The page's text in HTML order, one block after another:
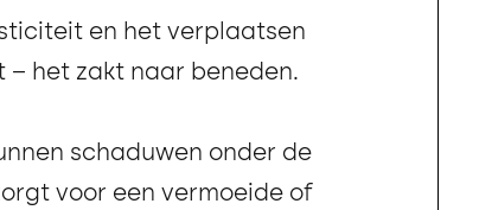
en het verplaatsen
– het zakt naar beneden.
schaduwen onder de
voor een vermoeide of